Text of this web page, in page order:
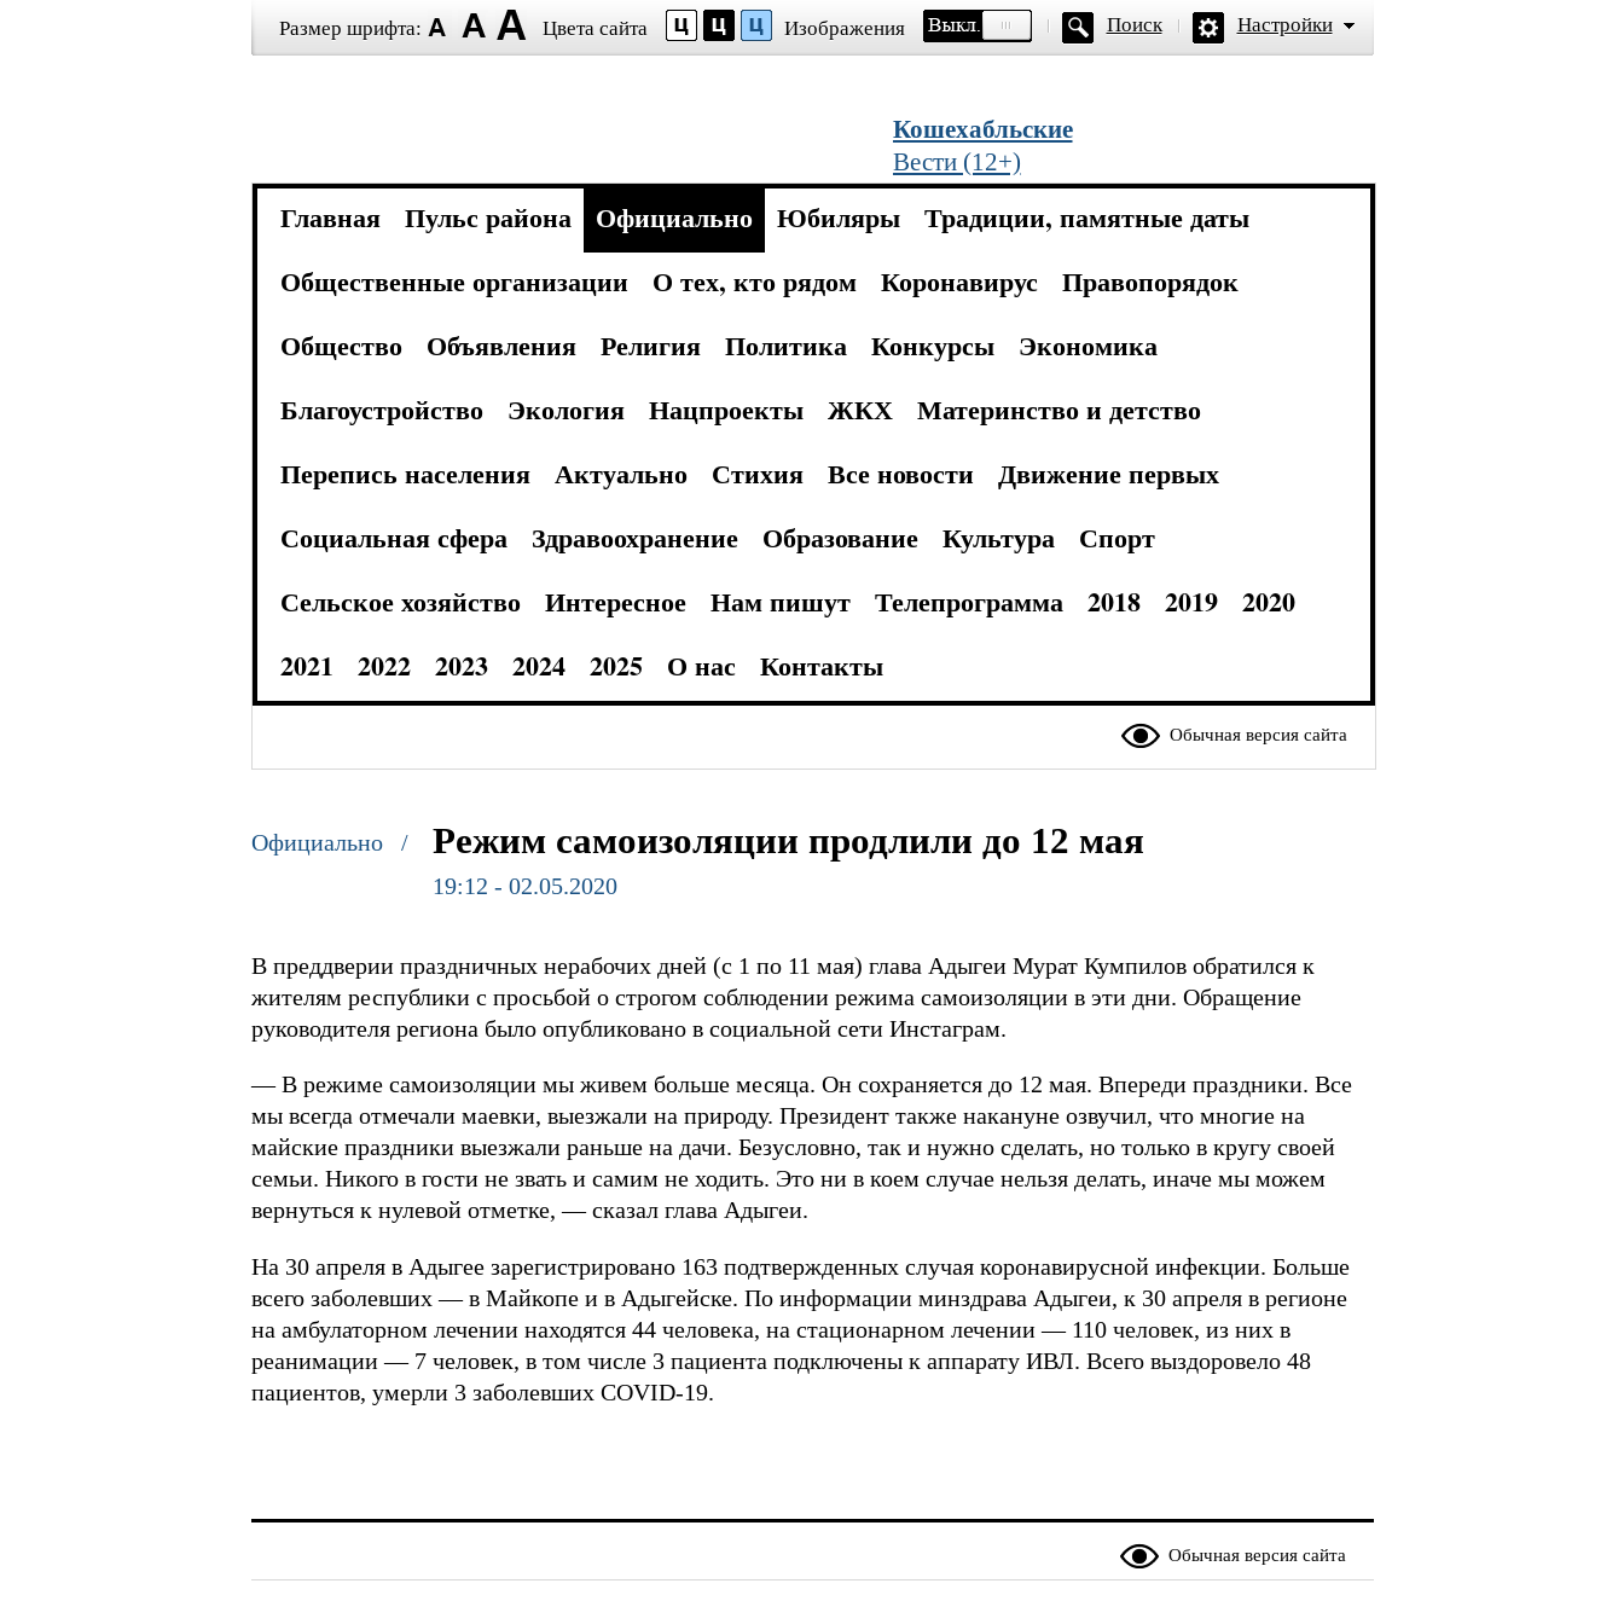
Размер шрифта: Цвета сайта Изображения Поиск Настройки
Кошехабльские
Вести (12+)
Главная Пульс района Официально Юбиляры
Традиции, памятные даты
Общественные организации
О тех, кто рядом Коронавирус
Правопорядок
Общество
Объявления Религия Политика Конкурсы
Экономика
Благоустройство
Экология Нацпроекты ЖКХ
Материнство и детство
Перепись населения
Актуально Стихия Все новости
Движение первых
Социальная сфера
Здравоохранение Образование Культура
Спорт
Сельское хозяйство
Интересное Нам пишут Телепрограмма 2018 2019
2020
2021
2022 2023 2024 2025 О нас Контакты
Обычная версия сайта
Официально / Режим самоизоляции продлили до 12 мая
19:12 - 02.05.2020
В преддверии праздничных нерабочих дней (с 1 по 11 мая) глава Адыгеи Мурат Кумпилов обратился к
жителям республики с просьбой о строгом соблюдении режима самоизоляции в эти дни. Обращение
руководителя региона было опубликовано в социальной сети Инстаграм.
— В режиме самоизоляции мы живем больше месяца. Он сохраняется до 12 мая. Впереди праздники. Все
мы всегда отмечали маевки, выезжали на природу. Президент также накануне озвучил, что многие на
майские праздники выезжали раньше на дачи. Безусловно, так и нужно сделать, но только в кругу своей
семьи. Никого в гости не звать и самим не ходить. Это ни в коем случае нельзя делать, иначе мы можем
вернуться к нулевой отметке, — сказал глава Адыгеи.
На 30 апреля в Адыгее зарегистрировано 163 подтвержденных случая коронавирусной инфекции. Больше
всего заболевших — в Майкопе и в Адыгейске. По информации минздрава Адыгеи, к 30 апреля в регионе
на амбулаторном лечении находятся 44 человека, на стационарном лечении — 110 человек, из них в
реанимации — 7 человек, в том числе 3 пациента подключены к аппарату ИВЛ. Всего выздоровело 48
пациентов, умерли 3 заболевших COVID-19.
Обычная версия сайта